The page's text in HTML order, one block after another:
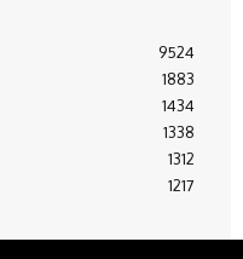
9524
1883
1434
1338
1312
1217